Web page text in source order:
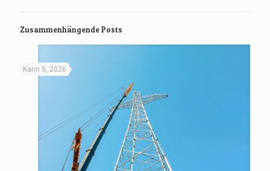
Zusammenhängende Posts
Kann 5, 2026